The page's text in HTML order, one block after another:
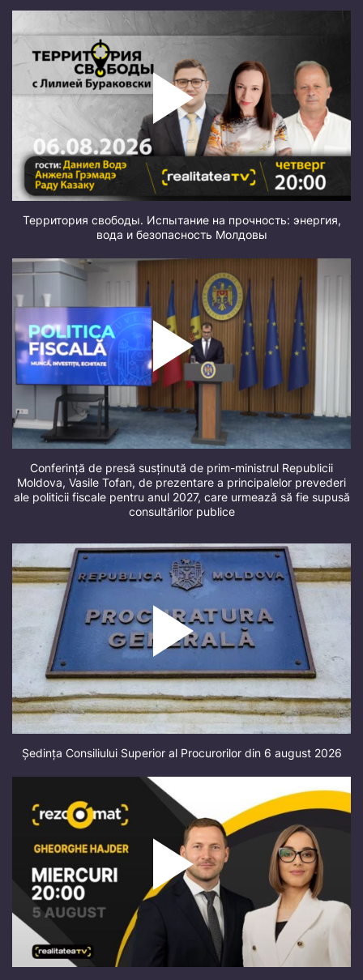
Территория свободы. Испытание на прочность: энергия,
вода и безопасность Молдовы
Conferință de presă susținută de prim-ministrul Republicii
Moldova, Vasile Tofan, de prezentare a principalelor prevederi
ale politicii fiscale pentru anul 2027, care urmează să fie supusă
consultărilor publice
Ședința Consiliului Superior al Procurorilor din 6 august 2026